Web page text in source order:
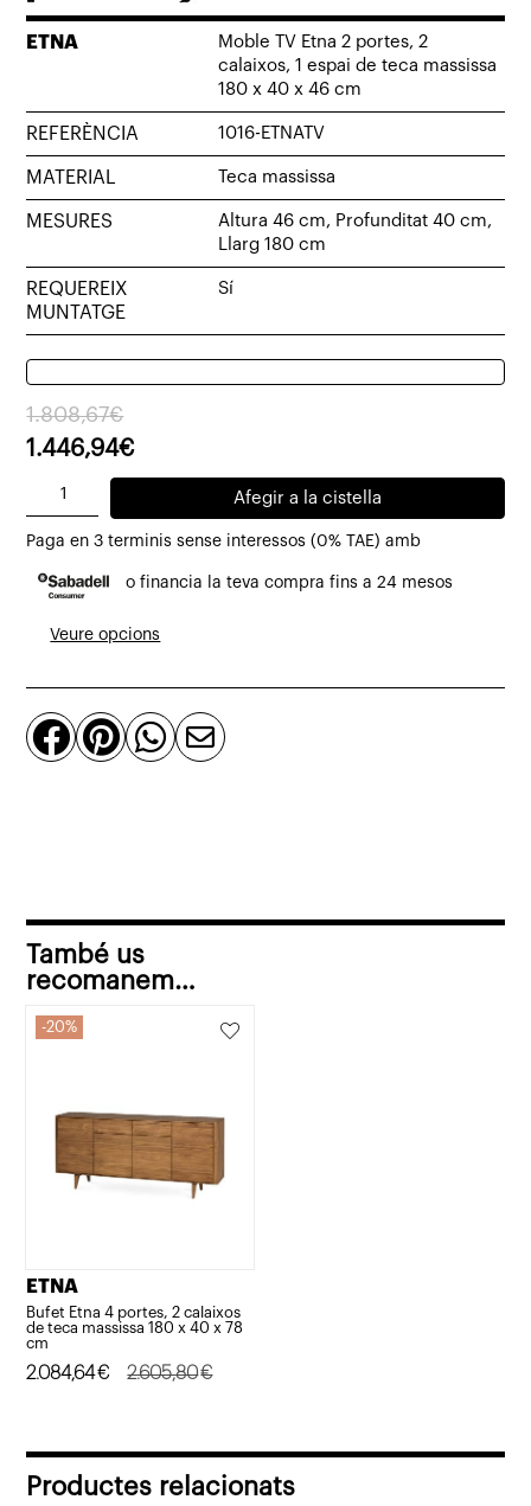
ETNA
Moble TV Etna 2 portes, 2
calaixos, 1 espai de teca massissa
180 x 40 x 46 cm
REFERÈNCIA 1016-ETNATV
MATERIAL Teca massissa
MESURES
Altura 46 cm, Profunditat 40 cm,
Llarg 180 cm
REQUEREIX
MUNTATGE
Sí
1.808,67€
El
preu
original
era:
1.808,67€.
1.446,94€
El
preu
1.446,94€.
quantitat
Moble
TV
portes,
2
calaixos,
180
x
Afegir a la cistella
Paga en 3 terminis sense interessos (0% TAE) amb
o financia la teva compra fins a 24 mesos
Veure opcions
   
També us
recomanem…
20%
ETNA
Bufet Etna 4 portes, 2 calaixos
de teca massissa 180 x 40 x 78
cm
2.605,80€
El
2.605,80€.
2.084,64€
El
2.084,64€.
Productes relacionats